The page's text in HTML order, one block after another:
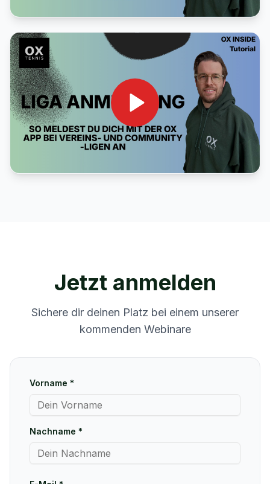
Jetzt anmelden
Sichere dir deinen Platz bei einem unserer
kommenden Webinare
Vorname *
Nachname *